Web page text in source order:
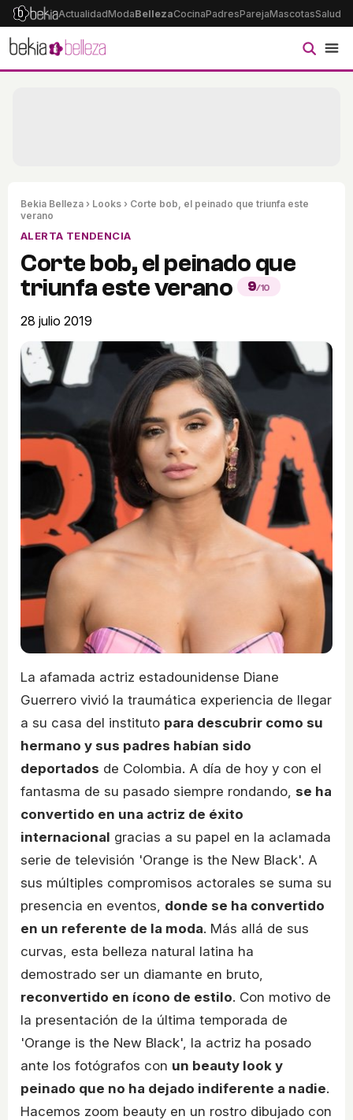
ActualidadModaBellezaCocinaPadresParejaMascotasSalud
Bekia Belleza › Looks › Corte bob, el peinado que triunfa este
verano
ALERTA TENDENCIA
Corte bob, el peinado que
triunfa este verano
9/10
28 julio 2019
La afamada actriz estadounidense Diane
Guerrero vivió la traumática experiencia de llegar
a su casa del instituto para descubrir como su
hermano y sus padres habían sido
deportados de Colombia. A día de hoy y con el
fantasma de su pasado siempre rondando, se ha
convertido en una actriz de éxito
internacional gracias a su papel en la aclamada
serie de televisión 'Orange is the New Black'. A
sus múltiples compromisos actorales se suma su
presencia en eventos, donde se ha convertido
en un referente de la moda. Más allá de sus
curvas, esta belleza natural latina ha
demostrado ser un diamante en bruto,
reconvertido en ícono de estilo. Con motivo de
la presentación de la última temporada de
'Orange is the New Black', la actriz ha posado
ante los fotógrafos con un beauty look y
peinado que no ha dejado indiferente a nadie.
Hacemos zoom beauty en un rostro dibujado con